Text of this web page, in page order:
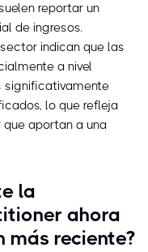
reportar un
de ingresos.
indican que las
a nivel
significativamente
lo que refleja
aportan a una
la
ahora
más reciente?